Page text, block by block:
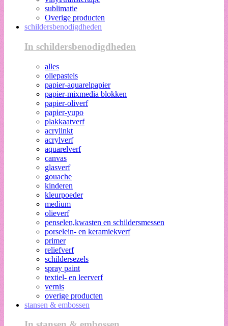
sublimatie
Overige producten
schildersbenodigdheden
In schildersbenodigdheden
alles
oliepastels
papier-aquarelpapier
papier-mixmedia blokken
papier-oliverf
papier-yupo
plakkaatverf
acrylinkt
acrylverf
aquarelverf
canvas
glasverf
gouache
kinderen
kleurpoeder
medium
olieverf
penselen,kwasten en schildersmessen
porselein- en keramiekverf
primer
reliefverf
schildersezels
spray paint
textiel- en leerverf
vernis
overige producten
stansen & embossen